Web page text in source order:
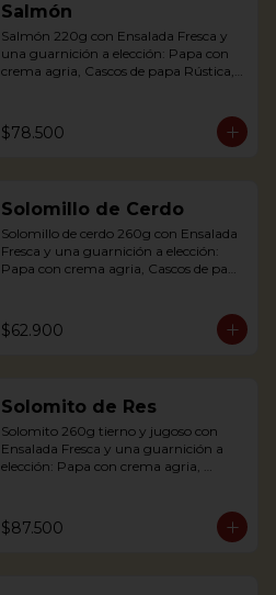
Our delicious Rump Steak is served on
a griddle with a baked potato with
sour cream. Accompanied with a fresh
Salmón
Salmón 220g con Ensalada Fresca y
una guarnición a elección: Papa con
crema agria, Cascos de papa Rústica,
arracacha. Acompañado de salsa de
soya y jengibre.
Accompanied with a salad and a
delicious ginger sauce.
$78.500
Solomillo de Cerdo
Solomillo de cerdo 260g con Ensalada
Fresca y una guarnición a elección:
Papa con crema agria, Cascos de papa
y arracacha.
Pork tenderloin 280g with baked
potato with sour cream and house
salad. Single term.
$62.900
Solomito de Res
Solomito 260g tierno y jugoso con
Ensalada Fresca y una guarnición a
elección: Papa con crema agria,
Yuca, Puré de papa y arracacha
$87.500